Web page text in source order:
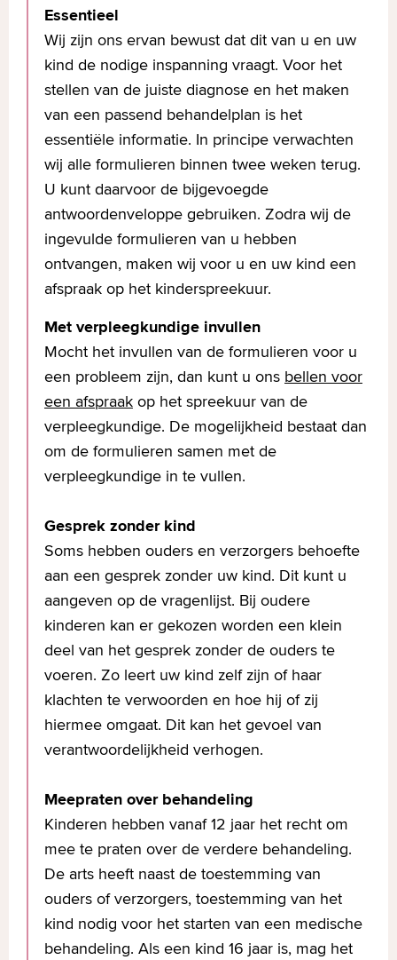
Essentieel
Wij zijn ons ervan bewust dat dit van u en uw
kind de nodige inspanning vraagt. Voor het
stellen van de juiste diagnose en het maken
van een passend behandelplan is het
essentiële informatie. In principe verwachten
wij alle formulieren binnen twee weken terug.
U kunt daarvoor de bijgevoegde
antwoordenveloppe gebruiken. Zodra wij de
ingevulde formulieren van u hebben
ontvangen, maken wij voor u en uw kind een
afspraak op het kinderspreekuur.
Met verpleegkundige invullen
Mocht het invullen van de formulieren voor u
een probleem zijn, dan kunt u ons bellen voor
een afspraak op het spreekuur van de
verpleegkundige. De mogelijkheid bestaat dan
om de formulieren samen met de
verpleegkundige in te vullen.
Gesprek zonder kind
Soms hebben ouders en verzorgers behoefte
aan een gesprek zonder uw kind. Dit kunt u
aangeven op de vragenlijst. Bij oudere
kinderen kan er gekozen worden een klein
deel van het gesprek zonder de ouders te
voeren. Zo leert uw kind zelf zijn of haar
klachten te verwoorden en hoe hij of zij
hiermee omgaat. Dit kan het gevoel van
verantwoordelijkheid verhogen.
Meepraten over behandeling
Kinderen hebben vanaf 12 jaar het recht om
mee te praten over de verdere behandeling.
De arts heeft naast de toestemming van
ouders of verzorgers, toestemming van het
kind nodig voor het starten van een medische
behandeling. Als een kind 16 jaar is, mag het